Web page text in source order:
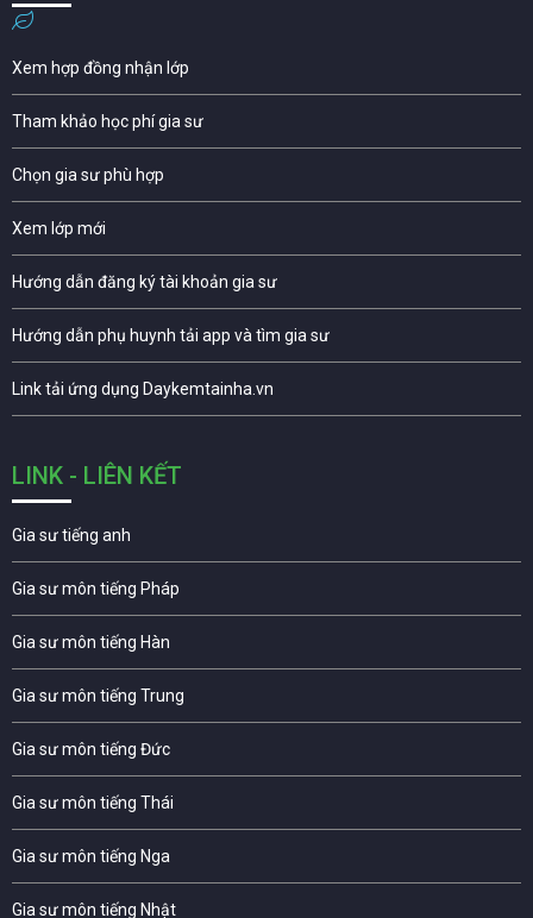
Xem hợp đồng nhận lớp
Tham khảo học phí gia sư
Chọn gia sư phù hợp
Xem lớp mới
Hướng dẫn đăng ký tài khoản gia sư
Hướng dẫn phụ huynh tải app và tìm gia sư
Link tải ứng dụng Daykemtainha.vn
LINK - LIÊN KẾT
Gia sư tiếng anh
Gia sư môn tiếng Pháp
Gia sư môn tiếng Hàn
Gia sư môn tiếng Trung
Gia sư môn tiếng Đức
Gia sư môn tiếng Thái
Gia sư môn tiếng Nga
Gia sư môn tiếng Nhật